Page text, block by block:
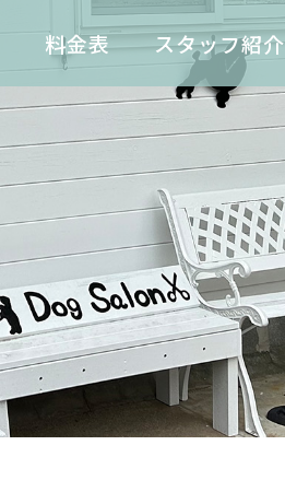
料金表 スタッフ紹介